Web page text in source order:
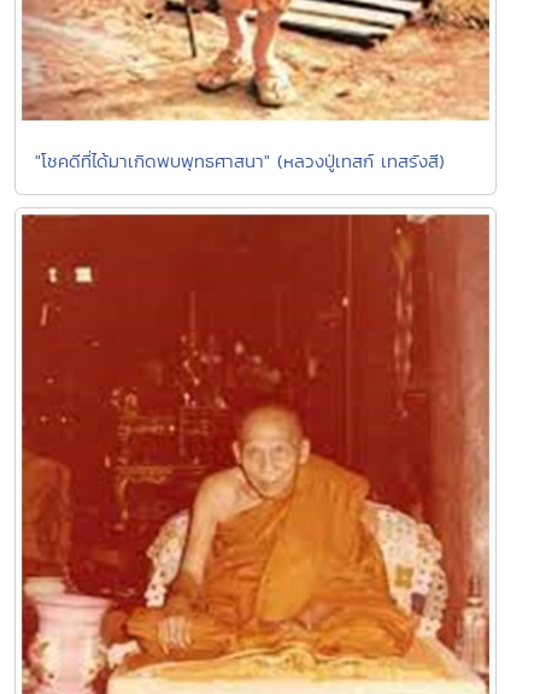
"โชคดีที่ได้มาเกิดพบพุทธศาสนา" (หลวงปู่เทสก์ เทสรังสี)